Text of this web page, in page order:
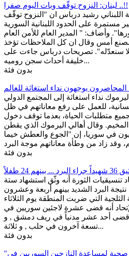
لبنان: النزوح توقّف وبات اليوم صفرا ..!!
اللبناني رشيد درباس ان "النزوح توقّف
مستمرة على الحدود اللبنانية السورية
وأضاف: " المدير العام للأمن العام
أمس وقال ان كل الملاحظات تؤخذ
سنعدّله". تصريحات درباس جاءت على
خليفة أحداث سجن روميه...
بدون فئة
المحاصرون يوجهون نداء استغاثة للعالم
نداء استغاثة إلى المجتمع الدولي
للعمل على رفع معاناتهم في ظل
جميع متطلبات الحياة، بعدما توقف دخول
المخيم. وقال أهالي اليرموك الذي يقطن
في سوريا، إن "الجوع والعطش خيما
بدون فئة
... بينهم 24 طفلاً
تنسيقيات الثورة أنه وثّق استشهاد ستة
نتيجة البرد الشديد بينهم أربعة وعشرون
التي ضربت المنطقة يوم الثلاثاء
أنه قضى عشرة لاجئين سوريين في
قضى أحد عشر مدنياً في ريف دمشق , و
تسعة آخرون في حلب , و ثلاثة...
بدون فئة
"اليونيسف" تُطلِق حملة صحية لمساعدة النازحين السوريين في